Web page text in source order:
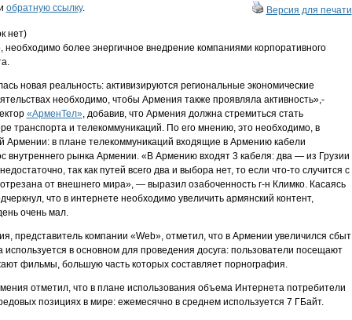
обратную ссылку. Версия для печати
нет)
более энергичное внедрение компаниями корпоративного
новая реальность: активизируются региональные экономические
необходимо, чтобы Армения также проявляла активность»,-
«АрменТел», добавив, что Армения должна стремиться стать
транспорта и телекоммуникаций. По его мнению, это необходимо, в
Армении: в плане телекоммуникаций входящие в Армению кабели
внутреннего рынка Армении. «В Армению входят 3 кабеля: два — из Грузии
так как путей всего два и выбора нет, то если что-то случится с
от внешнего мира», — выразил озабоченность г-н Климко. Касаясь
что в интернете необходимо увеличить армянский контент,
очень мал.
представитель компании «Web», отметил, что в Армении увеличился сбыт
используется в основном для проведения досуга: пользователи посещают
фильмы, большую часть которых составляет порнография.
отметил, что в плане использования объема Интернета потребители
позициях в мире: ежемесячно в среднем используется 7 ГБайт.